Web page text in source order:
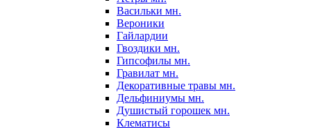
Васильки мн.
Вероники
Гайлардии
Гвоздики мн.
Гипсофилы мн.
Гравилат мн.
Декоративные травы мн.
Дельфиниумы мн.
Душистый горошек мн.
Клематисы